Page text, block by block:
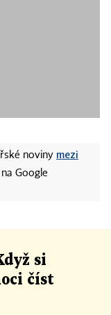
noviny mezi
na Google
si
číst